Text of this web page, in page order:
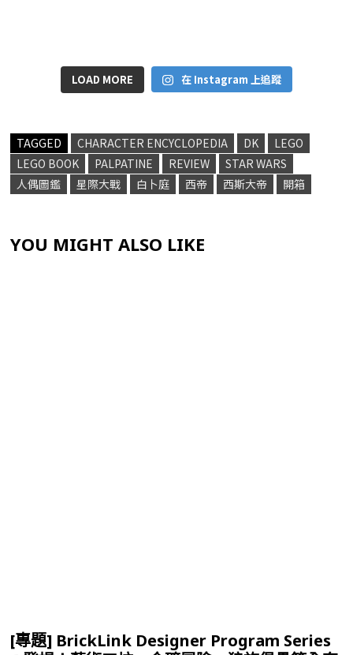
LOAD MORE 在 Instagram 上追蹤
TAGGED CHARACTER ENCYCLOPEDIA DK
LEGO
LEGO BOOK
PALPATINE REVIEW
STAR WARS
人偶圖鑑
星際大戰 白卜庭 西帝 西斯大帝 開箱
YOU MIGHT ALSO LIKE
[專題] BrickLink Designer Program Series